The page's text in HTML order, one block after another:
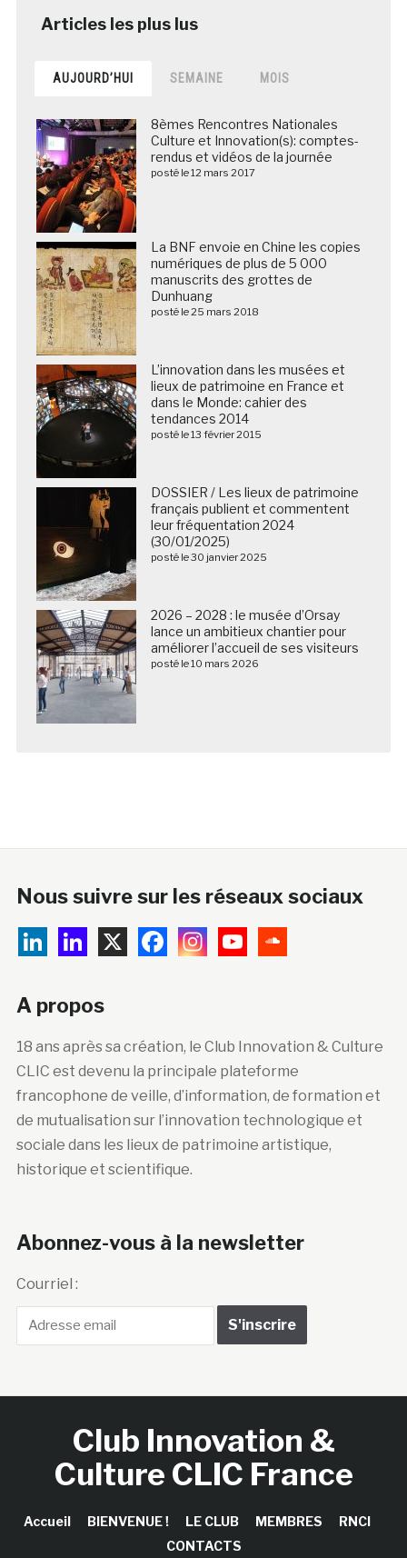
AUJOURD’HUI SEMAINE MOIS
8èmes Rencontres Nationales
Culture et Innovation(s): comptes-
rendus et vidéos de la journée
posté le 12 mars 2017
La BNF envoie en Chine les copies
numériques de plus de 5 000
manuscrits des grottes de
Dunhuang
posté le 25 mars 2018
L’innovation dans les musées et
lieux de patrimoine en France et
dans le Monde: cahier des
tendances 2014
posté le 13 février 2015
DOSSIER / Les lieux de patrimoine
français publient et commentent
leur fréquentation 2024
(30/01/2025)
posté le 30 janvier 2025
2026 – 2028 : le musée d’Orsay
lance un ambitieux chantier pour
améliorer l’accueil de ses visiteurs
posté le 10 mars 2026
Nous suivre sur les réseaux sociaux
A propos
18 ans après sa création, le Club Innovation & Culture
CLIC est devenu la principale plateforme
francophone de veille, d’information, de formation et
de mutualisation sur l’innovation technologique et
sociale dans les lieux de patrimoine artistique,
historique et scientifique.
Abonnez-vous à la newsletter
Courriel :
Club Innovation &
Culture CLIC France
Accueil BIENVENUE ! LE CLUB MEMBRES
RNCI
CONTACTS